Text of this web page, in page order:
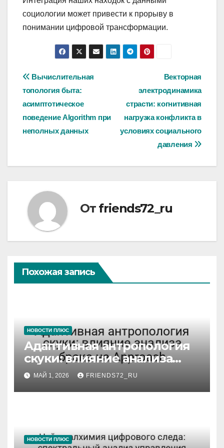
социологии может привести к прорыву в
понимании цифровой трансформации.
Навигация
по
записям
Векторная
электродинамика
страсти: когнитивная
нагрузка конфликта в
условиях социального
давления
Вычислительная
топология быта:
асимптотическое
поведение Algorithm при
неполных данных
От friends72_ru
Похожая запись
НОВОСТИ ПЛЮС
Адаптивная антропология
скуки: влияние анализа
брака на Approach
МАЙ 1, 2026 FRIENDS72_RU
НОВОСТИ ПЛЮС